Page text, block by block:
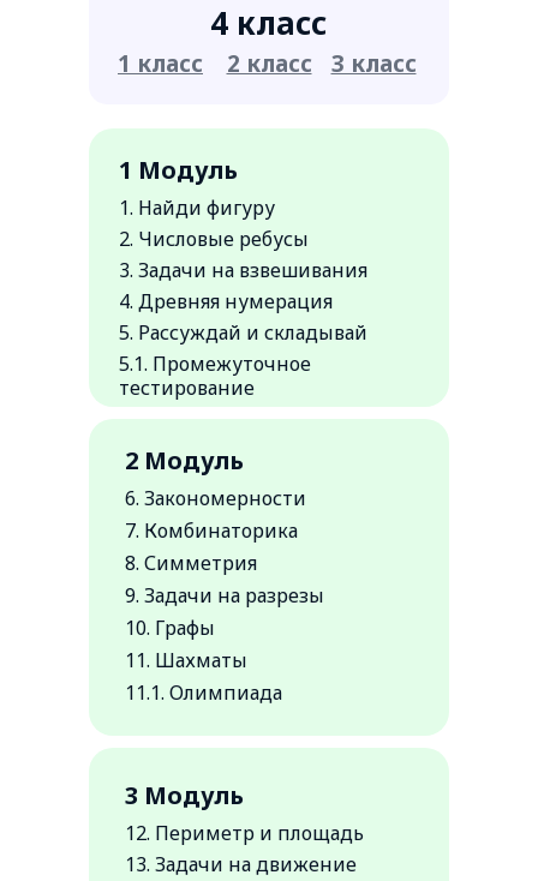
1 Модуль
2 Модуль
3 Модуль
1. Найди фигуру
2. Числовые ребусы
3. Задачи на взвешивания
4. Древняя нумерация
5. Рассуждай и складывай
5.1. Промежуточное
тестирование
6. Закономерности
7. Комбинаторика
8. Симметрия
9. Задачи на разрезы
10. Графы
11. Шахматы
11.1. Олимпиада
12. Периметр и площадь
13. Задачи на движение
2 класс
1 класс 3 класс
4 класс